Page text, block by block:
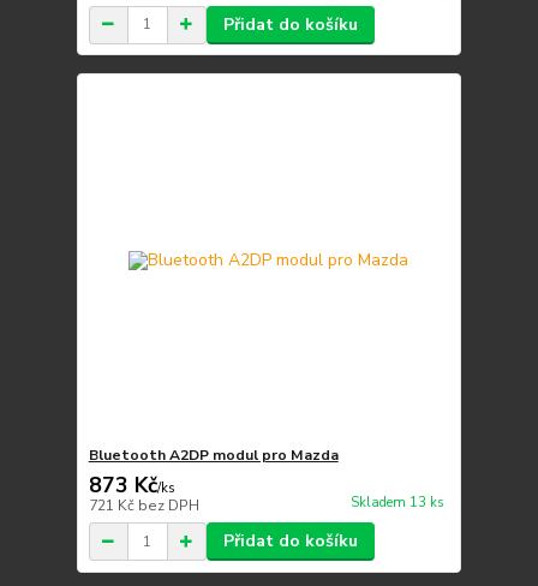
Přidat do košíku
Bluetooth A2DP modul pro Mazda
873 Kč/ks
721 Kč bez DPH Skladem 13 ks
Přidat do košíku